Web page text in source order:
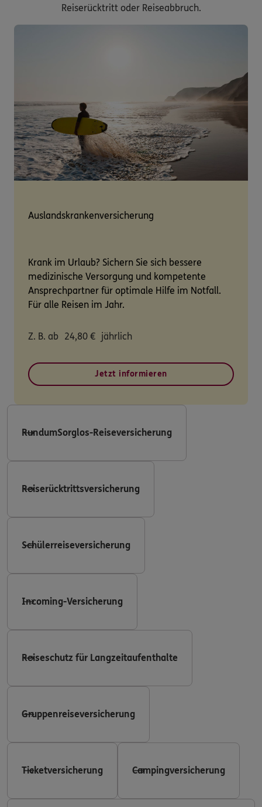
Reiserücktritt oder Reiseabbruch.
Auslandskrankenversicherung
Krank im Urlaub? Sichern Sie sich bessere
medizinische Versorgung und kompetente
Ansprechpartner für optimale Hilfe im Notfall.
Für alle Reisen im Jahr.
Z. B. ab 24,80 € jährlich
Jetzt informieren
RundumSorglos-Reiseversicherung
Reiserücktrittsversicherung
Schülerreiseversicherung
Incoming-Versicherung
Reiseschutz für Langzeitaufenthalte
Gruppenreiseversicherung
Ticketversicherung Campingversicherung